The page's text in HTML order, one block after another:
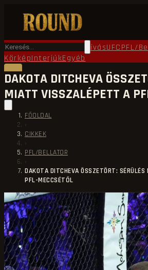
FőoldalRound TV ÖkölvívásUFCPFL/
KörképInterjúkEgyéb
DAKOTA DITCHEVA
MIATT VISSZALÉPETT A
FŐOLDAL
›
CIKKEK
›
PFL/BELLATOR
›
DAKOTA DITCHEVA ÖSSZETÖRT:
PFL-MECCSÉTŐL